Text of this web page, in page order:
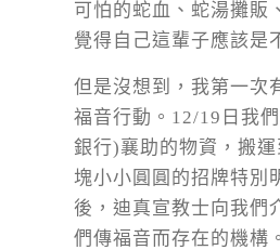
可怕的蛇血、蛇湯攤販
覺得自己這輩子應該是
但是沒想到，我第一次
福音行動。12/19日我
銀行)襄助的物資，搬
塊小小圓圓的招牌特別
後，迪真宣教士向我們
們傳福音而存在的機構